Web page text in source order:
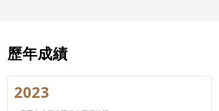
歷年成績
2023